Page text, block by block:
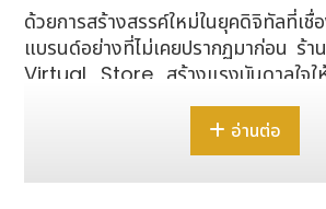
ด้วยการสร้างสรรค์ใหม่ในยุคดิจิทัลที่เชื่
แบรนด์อย่างที่ไม่เคยปรากฏมาก่อน ร้า
Virtual Store สร้างแรงบันดาลใจใ
เลือกสรรสินค้าผ่านทัชพอยต์ต่างๆ ที่อ
ดี แขกผู้มาเยือนสามารถสัมผัสผลิตภั
เทคโนโลยีฉายภาพสามมิติครบ 360 อง
คอลเลกชั่นฤดูใบไม้ผลิ 2021 ได้อย่า
อ่านต่อ